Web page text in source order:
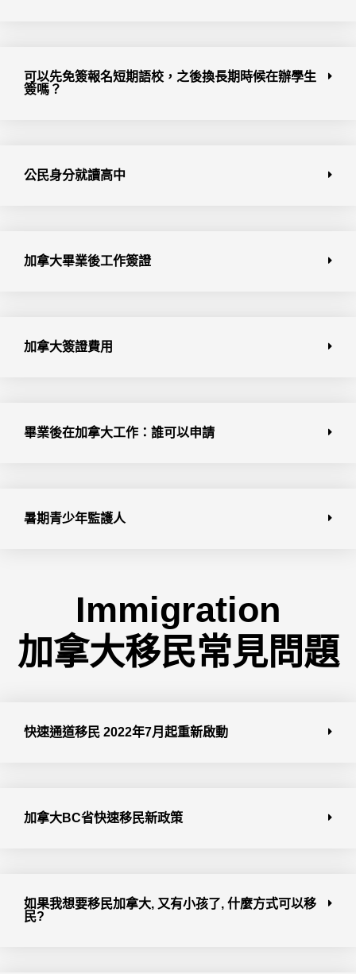
可以先免簽報名短期語校，之後換長期時候在辦學生
簽嗎？
公民身分就讀高中
加拿大畢業後工作簽證
加拿大簽證費用
畢業後在加拿大工作：誰可以申請
暑期青少年監護人
Immigration
加拿大移民常見問題
快速通道移民 2022年7月起重新啟動
加拿大BC省快速移民新政策
如果我想要移民加拿大, 又有小孩了, 什麼方式可以移
民?